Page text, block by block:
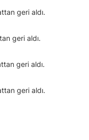
geri aldı.
geri aldı.
geri aldı.
geri aldı.